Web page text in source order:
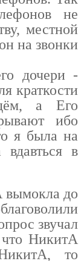
не
местной
на звонки
дочери -
краткости
а Его
ибо
я была на
в
вымокла до
звучал
НикитА
то